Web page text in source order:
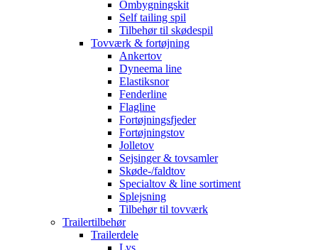
Ombygningskit
Self tailing spil
Tilbehør til skødespil
Tovværk & fortøjning
Ankertov
Dyneema line
Elastiksnor
Fenderline
Flagline
Fortøjningsfjeder
Fortøjningstov
Jolletov
Sejsinger & tovsamler
Skøde-/faldtov
Specialtov & line sortiment
Splejsning
Tilbehør til tovværk
Trailertilbehør
Trailerdele